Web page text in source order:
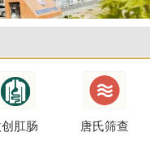
肛肠 唐氏筛查